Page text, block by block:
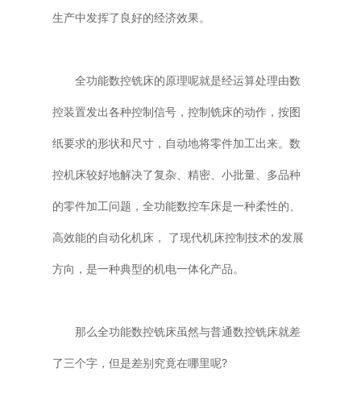
生产中发挥了良好的经济效果。
全功能数控铣床的原理呢就是经运算处理由数
控装置发出各种控制信号，控制铣床的动作，按图
纸要求的形状和尺寸，自动地将零件加工出来。数
控机床较好地解决了复杂、精密、小批量、多品种
的零件加工问题，全功能数控车床是一种柔性的、
高效能的自动化机床， 了现代机床控制技术的发展
方向，是一种典型的机电一体化产品。
那么全功能数控铣床虽然与普通数控铣床就差
了三个字，但是差别究竟在哪里呢?